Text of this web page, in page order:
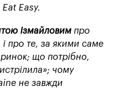
Easy.
Ізмайловим про
і про те, за якими саме
що потрібно,
чому
не завжди